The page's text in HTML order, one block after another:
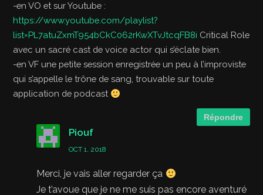
-en VO et sur Youtube :
https://www.youtube.com/playlist?
list=PL7atuZxmT954bCkC062rKwXTvJtcqFB8i Critical Role
avec un sacré cast de voice actor qui s’éclate bien.
-en VF une petite session enregistrée un peu à l’improviste
qui s’appelle le trône de sang, trouvable sur toute
application de podcast
Répondre
Piouf
OCT 1, 2018
Merci, je vais aller regarder ça
Je t’avoue que je ne me suis pas encore aventuré